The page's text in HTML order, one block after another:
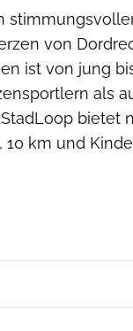
von
ist von jung
als
bietet
10 km und